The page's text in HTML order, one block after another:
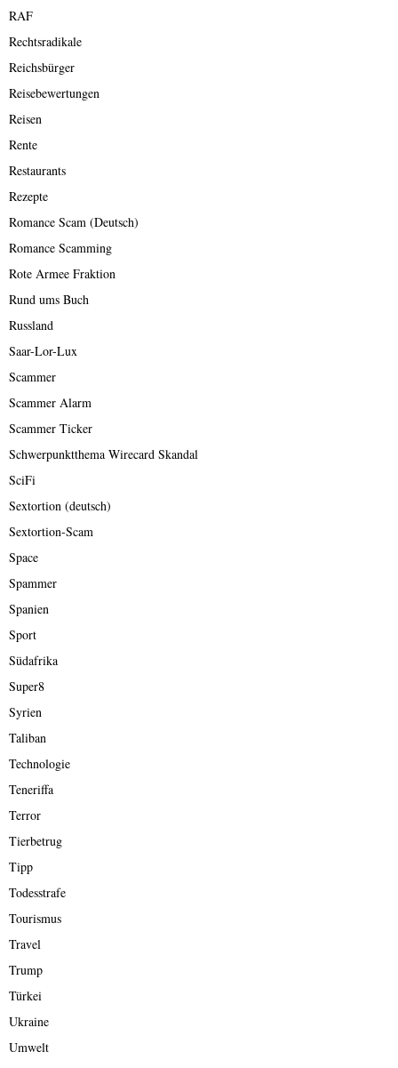
RAF
Rechtsradikale
Reichsbürger
Reisebewertungen
Reisen
Rente
Restaurants
Rezepte
Romance Scam (Deutsch)
Romance Scamming
Rote Armee Fraktion
Rund ums Buch
Russland
Saar-Lor-Lux
Scammer
Scammer Alarm
Scammer Ticker
Schwerpunktthema Wirecard Skandal
SciFi
Sextortion (deutsch)
Sextortion-Scam
Space
Spammer
Spanien
Sport
Südafrika
Super8
Syrien
Taliban
Technologie
Teneriffa
Terror
Tierbetrug
Tipp
Todesstrafe
Tourismus
Travel
Trump
Türkei
Ukraine
Umwelt